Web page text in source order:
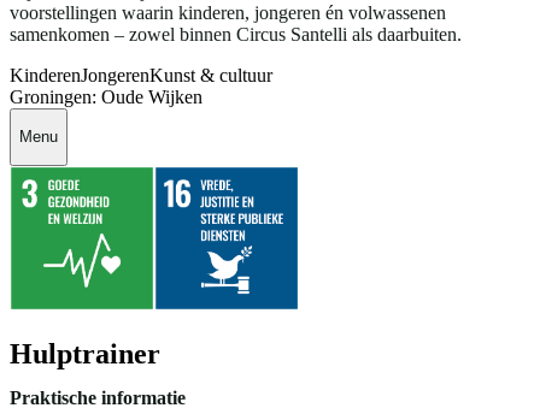
voorstellingen waarin kinderen, jongeren én volwassenen
samenkomen – zowel binnen Circus Santelli als daarbuiten.
KinderenJongerenKunst & cultuur
Groningen: Oude Wijken
Menu
Hulptrainer
Praktische informatie